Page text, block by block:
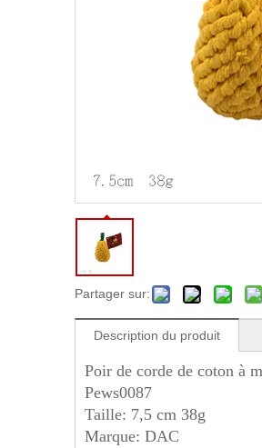
Partager sur:
Description du produit
Poir de corde de coton à
Pews0087
Taille: 7,5 cm 38g
Marque: DAC